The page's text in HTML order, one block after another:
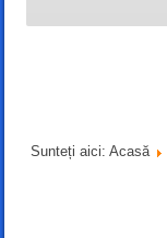
Sunteți aici:Acasă